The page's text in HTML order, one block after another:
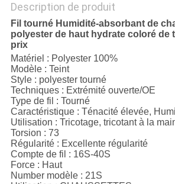
Description de produit
Fil tourné Humidité-absorbant de
polyester de haut hydrate coloré de
prix
Matériel : Polyester 100%
Modèle : Teint
Style : polyester tourné
Techniques : Extrémité ouverte/OE
Type de fil : Tourné
Caractéristique : Ténacité élevée,
Utilisation : Tricotage, tricotant à la
Torsion : 73
Régularité : Excellente régularité
Compte de fil : 16S-40S
Force : Haut
Number modèle : 21S